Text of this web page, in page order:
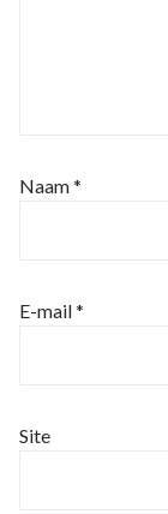
Naam*
E-mail*
Site